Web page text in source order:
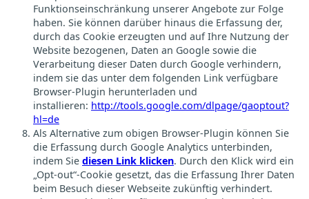
Funktionseinschränkung unserer Angebote zur Folge
haben. Sie können darüber hinaus die Erfassung der,
durch das Cookie erzeugten und auf Ihre Nutzung der
Website bezogenen, Daten an Google sowie die
Verarbeitung dieser Daten durch Google verhindern,
indem sie das unter dem folgenden Link verfügbare
Browser-Plugin herunterladen und
installieren: http://tools.google.com/dlpage/gaoptout?
hl=de
Als Alternative zum obigen Browser-Plugin können Sie
die Erfassung durch Google Analytics unterbinden,
indem Sie diesen Link klicken. Durch den Klick wird ein
„Opt-out“-Cookie gesetzt, das die Erfassung Ihrer Daten
beim Besuch dieser Webseite zukünftig verhindert.